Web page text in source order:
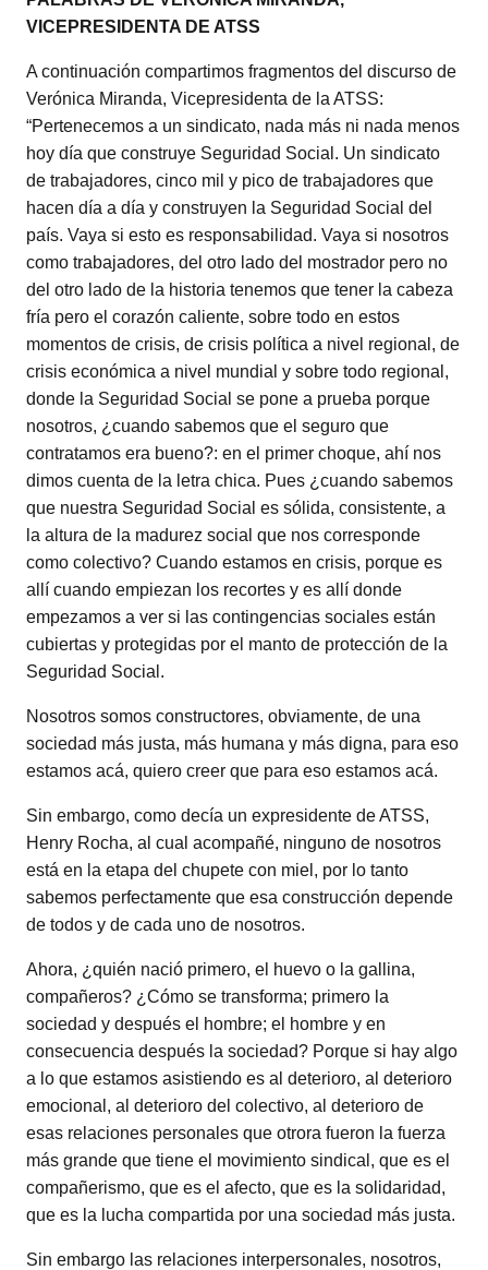
VICEPRESIDENTA DE ATSS
A continuación compartimos fragmentos del discurso de
Verónica Miranda, Vicepresidenta de la ATSS:
“Pertenecemos a un sindicato, nada más ni nada menos
hoy día que construye Seguridad Social. Un sindicato
de trabajadores, cinco mil y pico de trabajadores que
hacen día a día y construyen la Seguridad Social del
país. Vaya si esto es responsabilidad. Vaya si nosotros
como trabajadores, del otro lado del mostrador pero no
del otro lado de la historia tenemos que tener la cabeza
fría pero el corazón caliente, sobre todo en estos
momentos de crisis, de crisis política a nivel regional, de
crisis económica a nivel mundial y sobre todo regional,
donde la Seguridad Social se pone a prueba porque
nosotros, ¿cuando sabemos que el seguro que
contratamos era bueno?: en el primer choque, ahí nos
dimos cuenta de la letra chica. Pues ¿cuando sabemos
que nuestra Seguridad Social es sólida, consistente, a
la altura de la madurez social que nos corresponde
como colectivo? Cuando estamos en crisis, porque es
allí cuando empiezan los recortes y es allí donde
empezamos a ver si las contingencias sociales están
cubiertas y protegidas por el manto de protección de la
Seguridad Social.
Nosotros somos constructores, obviamente, de una
sociedad más justa, más humana y más digna, para eso
estamos acá, quiero creer que para eso estamos acá.
Sin embargo, como decía un expresidente de ATSS,
Henry Rocha, al cual acompañé, ninguno de nosotros
está en la etapa del chupete con miel, por lo tanto
sabemos perfectamente que esa construcción depende
de todos y de cada uno de nosotros.
Ahora, ¿quién nació primero, el huevo o la gallina,
compañeros? ¿Cómo se transforma; primero la
sociedad y después el hombre; el hombre y en
consecuencia después la sociedad? Porque si hay algo
a lo que estamos asistiendo es al deterioro, al deterioro
emocional, al deterioro del colectivo, al deterioro de
esas relaciones personales que otrora fueron la fuerza
más grande que tiene el movimiento sindical, que es el
compañerismo, que es el afecto, que es la solidaridad,
que es la lucha compartida por una sociedad más justa.
Sin embargo las relaciones interpersonales, nosotros,